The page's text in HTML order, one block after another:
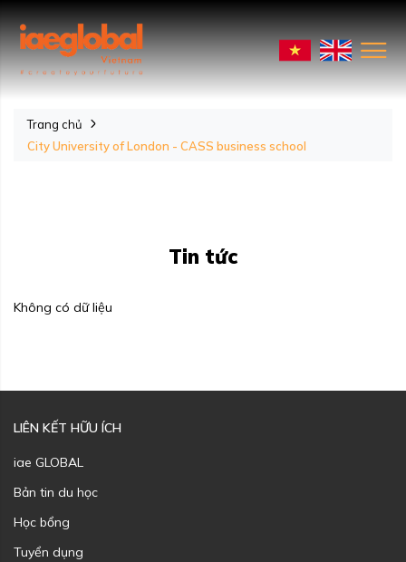
Trang chủ
City University of London - CASS business school
Tin tức
Không có dữ liệu
LIÊN KẾT HỮU ÍCH
iae GLOBAL
Bản tin du học
Học bổng
Tuyển dụng